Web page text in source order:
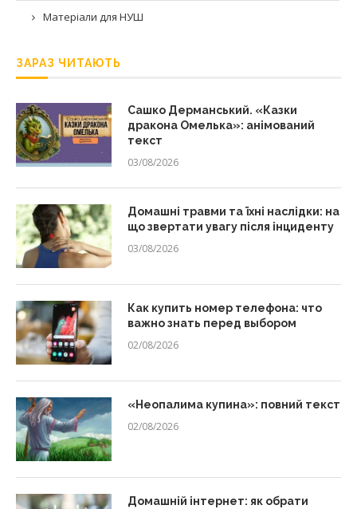
Матеріали для НУШ
ЗАРАЗ ЧИТАЮТЬ
Сашко Дерманський. «Казки
дракона Омелька»: анімований
текст
03/08/2026
Домашні травми та їхні наслідки: на
що звертати увагу після інциденту
03/08/2026
Как купить номер телефона: что
важно знать перед выбором
02/08/2026
«Неопалима купина»: повний текст
02/08/2026
Домашній інтернет: як обрати